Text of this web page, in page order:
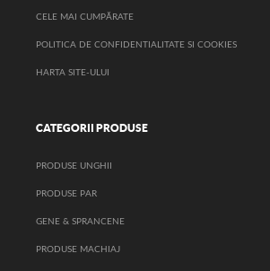
CELE MAI CUMPĂRATE
POLITICA DE CONFIDENTIALITATE SI COOKIES
HARTA SITE-ULUI
CATEGORII PRODUSE
PRODUSE UNGHII
PRODUSE PAR
GENE & SPRANCENE
PRODUSE MACHIAJ